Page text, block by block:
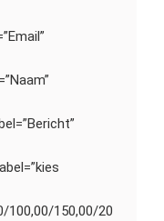
100,00/150,00/20